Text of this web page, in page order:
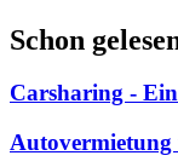
Schon
Carsharing -